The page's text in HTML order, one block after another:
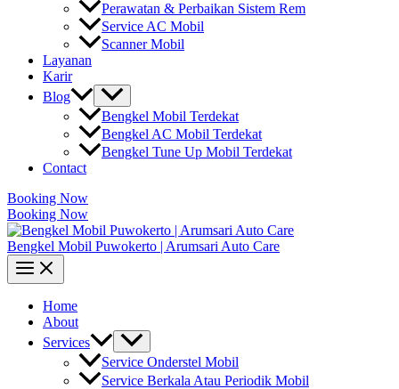
Perawatan & Perbaikan Sistem Rem
Service AC Mobil
Scanner Mobil
Layanan
Karir
Blog
Bengkel Mobil Terdekat
Bengkel AC Mobil Terdekat
Bengkel Tune Up Mobil Terdekat
Contact
Booking Now
Booking Now
Bengkel Mobil Puwokerto | Arumsari Auto Care
Home
About
Services
Service Onderstel Mobil
Service Berkala Atau Periodik Mobil